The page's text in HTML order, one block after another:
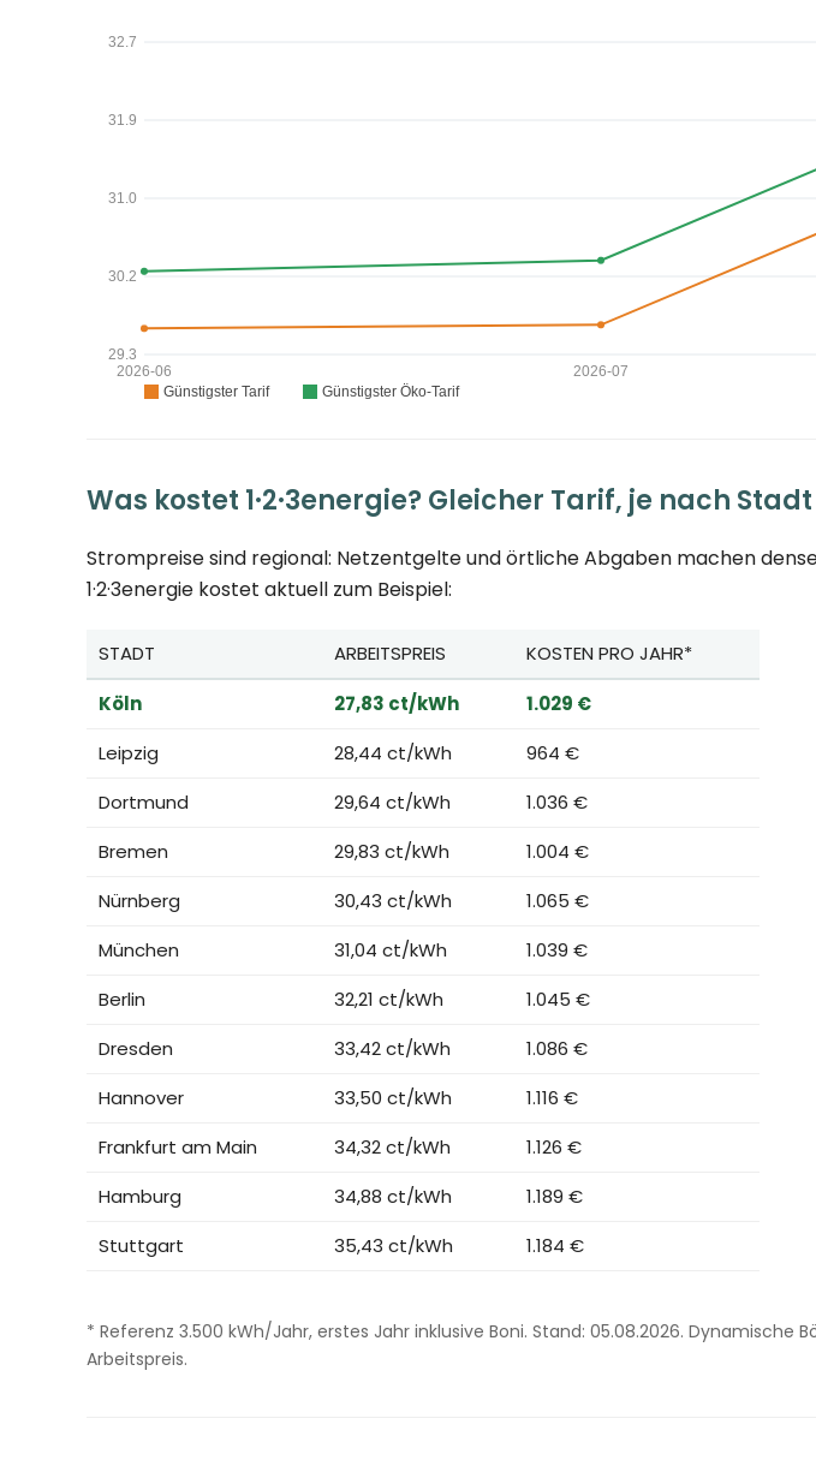
Was kostet 1·2·3energie? Gleicher Tarif, je nach
Strompreise sind regional: Netzentgelte und örtliche Abgaben machen
1·2·3energie kostet aktuell zum Beispiel:
STADT ARBEITSPREIS
KOSTEN PRO JAHR*
Köln
27,83 ct/kWh
1.029 €
Leipzig
28,44 ct/kWh
964 €
Dortmund
29,64 ct/kWh
1.036 €
Bremen
29,83 ct/kWh
1.004 €
Nürnberg
30,43 ct/kWh
1.065 €
München
31,04 ct/kWh
1.039 €
Berlin
32,21 ct/kWh
1.045 €
Dresden
33,42 ct/kWh
1.086 €
Hannover
33,50 ct/kWh
1.116 €
Frankfurt am Main
34,32 ct/kWh
1.126 €
Hamburg
34,88 ct/kWh
1.189 €
Stuttgart
35,43 ct/kWh 1.184 €
* Referenz 3.500 kWh/Jahr, erstes Jahr inklusive Boni. Stand: 05.08.2026.
Arbeitspreis.